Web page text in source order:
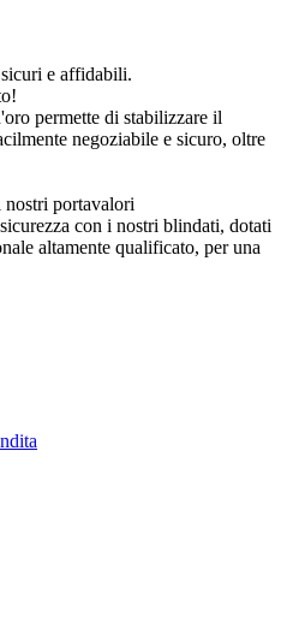
e affidabili.
permette di stabilizzare il
negoziabile e sicuro, oltre
portavalori
con i nostri blindati, dotati
altamente qualificato, per una